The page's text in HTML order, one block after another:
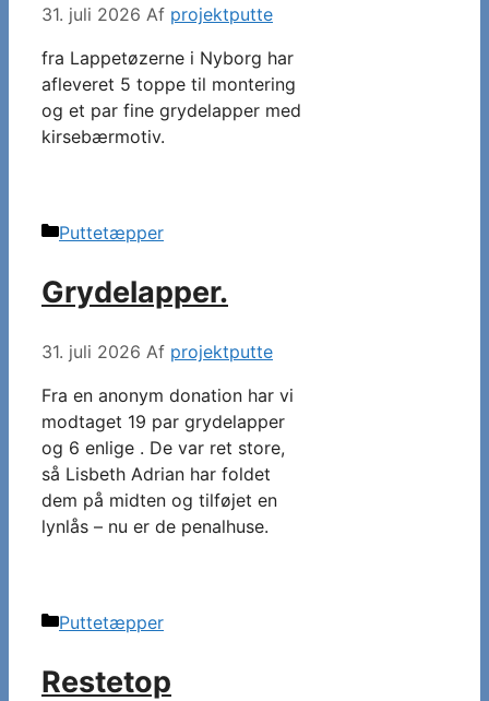
31. juli 2026 Af projektputte
fra Lappetøzerne i Nyborg har
afleveret 5 toppe til montering
og et par fine grydelapper med
kirsebærmotiv.
Kategorier
Puttetæpper
Grydelapper.
31. juli 2026 Af projektputte
Fra en anonym donation har vi
modtaget 19 par grydelapper
og 6 enlige . De var ret store,
så Lisbeth Adrian har foldet
dem på midten og tilføjet en
lynlås – nu er de penalhuse.
Kategorier
Puttetæpper
Restetop